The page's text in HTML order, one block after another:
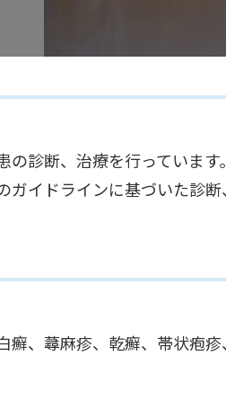
の診断、治療を行っています。
ガイドラインに基づいた診断
癬、蕁麻疹、乾癬、帯状疱